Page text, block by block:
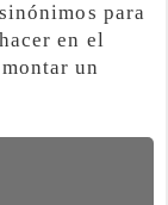
para
en el
un